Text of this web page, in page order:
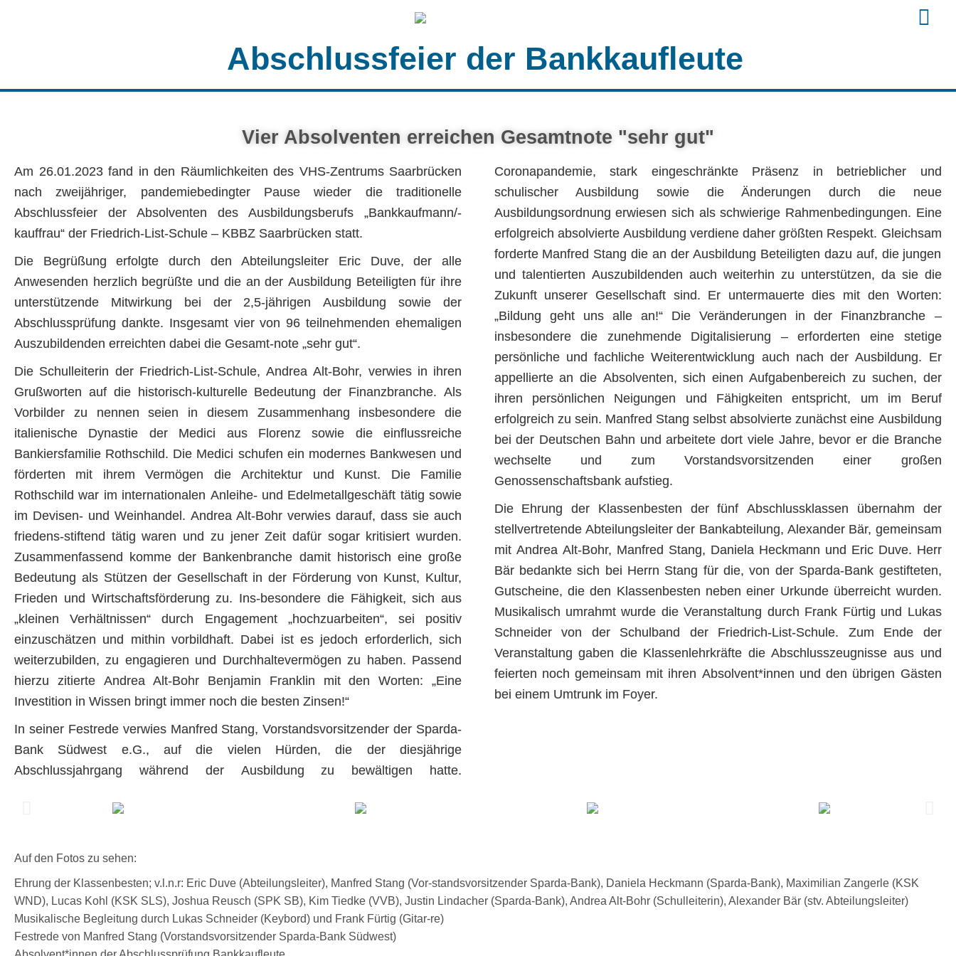
Abschlussfeier der Bankkaufleute
Vier Absolventen erreichen Gesamtnote "sehr gut"
Am 26.01.2023 fand in den Räumlichkeiten des VHS-Zentrums Saarbrücken
nach zweijähriger, pandemiebedingter Pause wieder die traditionelle
Abschlussfeier der Absolventen des Ausbildungsberufs „Bankkaufmann/-
kauffrau“ der Friedrich-List-Schule – KBBZ Saarbrücken statt.
Die Begrüßung erfolgte durch den Abteilungsleiter Eric Duve, der alle
Anwesenden herzlich begrüßte und die an der Ausbildung Beteiligten für ihre
unterstützende Mitwirkung bei der 2,5-jährigen Ausbildung sowie der
Abschlussprüfung dankte. Insgesamt vier von 96 teilnehmenden ehemaligen
Auszubildenden erreichten dabei die Gesamt-note „sehr gut“.
Die Schulleiterin der Friedrich-List-Schule, Andrea Alt-Bohr, verwies in ihren
Grußworten auf die historisch-kulturelle Bedeutung der Finanzbranche. Als
Vorbilder zu nennen seien in diesem Zusammenhang insbesondere die
italienische Dynastie der Medici aus Florenz sowie die einflussreiche
Bankiersfamilie Rothschild. Die Medici schufen ein modernes Bankwesen und
förderten mit ihrem Vermögen die Architektur und Kunst. Die Familie
Rothschild war im internationalen Anleihe- und Edelmetallgeschäft tätig sowie
im Devisen- und Weinhandel. Andrea Alt-Bohr verwies darauf, dass sie auch
friedens-stiftend tätig waren und zu jener Zeit dafür sogar kritisiert wurden.
Zusammenfassend komme der Bankenbranche damit historisch eine große
Bedeutung als Stützen der Gesellschaft in der Förderung von Kunst, Kultur,
Frieden und Wirtschaftsförderung zu. Ins-besondere die Fähigkeit, sich aus
„kleinen Verhältnissen“ durch Engagement „hochzuarbeiten“, sei positiv
einzuschätzen und mithin vorbildhaft. Dabei ist es jedoch erforderlich, sich
weiterzubilden, zu engagieren und Durchhaltevermögen zu haben. Passend
hierzu zitierte Andrea Alt-Bohr Benjamin Franklin mit den Worten: „Eine
Investition in Wissen bringt immer noch die besten Zinsen!“
In seiner Festrede verwies Manfred Stang, Vorstandsvorsitzender der Sparda-
Bank Südwest e.G., auf die vielen Hürden, die der diesjährige
Abschlussjahrgang während der Ausbildung zu bewältigen hatte.
Coronapandemie, stark eingeschränkte Präsenz in betrieblicher und
schulischer Ausbildung sowie die Änderungen durch die neue
Ausbildungsordnung erwiesen sich als schwierige Rahmenbedingungen. Eine
erfolgreich absolvierte Ausbildung verdiene daher größten Respekt. Gleichsam
forderte Manfred Stang die an der Ausbildung Beteiligten dazu auf, die jungen
und talentierten Auszubildenden auch weiterhin zu unterstützen, da sie die
Zukunft unserer Gesellschaft sind. Er untermauerte dies mit den Worten:
„Bildung geht uns alle an!“ Die Veränderungen in der Finanzbranche –
insbesondere die zunehmende Digitalisierung – erforderten eine stetige
persönliche und fachliche Weiterentwicklung auch nach der Ausbildung. Er
appellierte an die Absolventen, sich einen Aufgabenbereich zu suchen, der
ihren persönlichen Neigungen und Fähigkeiten entspricht, um im Beruf
erfolgreich zu sein. Manfred Stang selbst absolvierte zunächst eine Ausbildung
bei der Deutschen Bahn und arbeitete dort viele Jahre, bevor er die Branche
wechselte und zum Vorstandsvorsitzenden einer großen
Genossenschaftsbank aufstieg.
Die Ehrung der Klassenbesten der fünf Abschlussklassen übernahm der
stellvertretende Abteilungsleiter der Bankabteilung, Alexander Bär, gemeinsam
mit Andrea Alt-Bohr, Manfred Stang, Daniela Heckmann und Eric Duve. Herr
Bär bedankte sich bei Herrn Stang für die, von der Sparda-Bank gestifteten,
Gutscheine, die den Klassenbesten neben einer Urkunde überreicht wurden.
Musikalisch umrahmt wurde die Veranstaltung durch Frank Fürtig und Lukas
Schneider von der Schulband der Friedrich-List-Schule. Zum Ende der
Veranstaltung gaben die Klassenlehrkräfte die Abschlusszeugnisse aus und
feierten noch gemeinsam mit ihren Absolvent*innen und den übrigen Gästen
bei einem Umtrunk im Foyer.
Auf den Fotos zu sehen:
Ehrung der Klassenbesten; v.l.n.r: Eric Duve (Abteilungsleiter), Manfred Stang (Vor-standsvorsitzender Sparda-Bank), Daniela Heckmann (Sparda-Bank), Maximilian Zangerle (KSK
WND), Lucas Kohl (KSK SLS), Joshua Reusch (SPK SB), Kim Tiedke (VVB), Justin Lindacher (Sparda-Bank), Andrea Alt-Bohr (Schulleiterin), Alexander Bär (stv. Abteilungsleiter)
Musikalische Begleitung durch Lukas Schneider (Keybord) und Frank Fürtig (Gitar-re)
Festrede von Manfred Stang (Vorstandsvorsitzender Sparda-Bank Südwest)